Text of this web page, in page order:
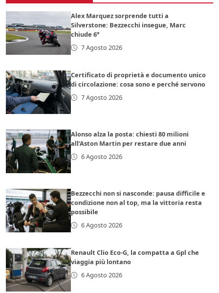
Alex Marquez sorprende tutti a
Silverstone: Bezzecchi insegue, Marc
chiude 6°
7 Agosto 2026
Certificato di proprietà e documento unico
di circolazione: cosa sono e perché servono
7 Agosto 2026
Alonso alza la posta: chiesti 80 milioni
all’Aston Martin per restare due anni
6 Agosto 2026
Bezzecchi non si nasconde: pausa difficile e
condizione non al top, ma la vittoria resta
possibile
6 Agosto 2026
Renault Clio Eco-G, la compatta a Gpl che
viaggia più lontano
6 Agosto 2026